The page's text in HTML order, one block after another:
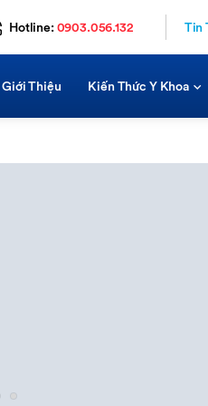
Hotline:0903.056.132 Tin
Giới Thiệu Kiến Thức Y Khoa